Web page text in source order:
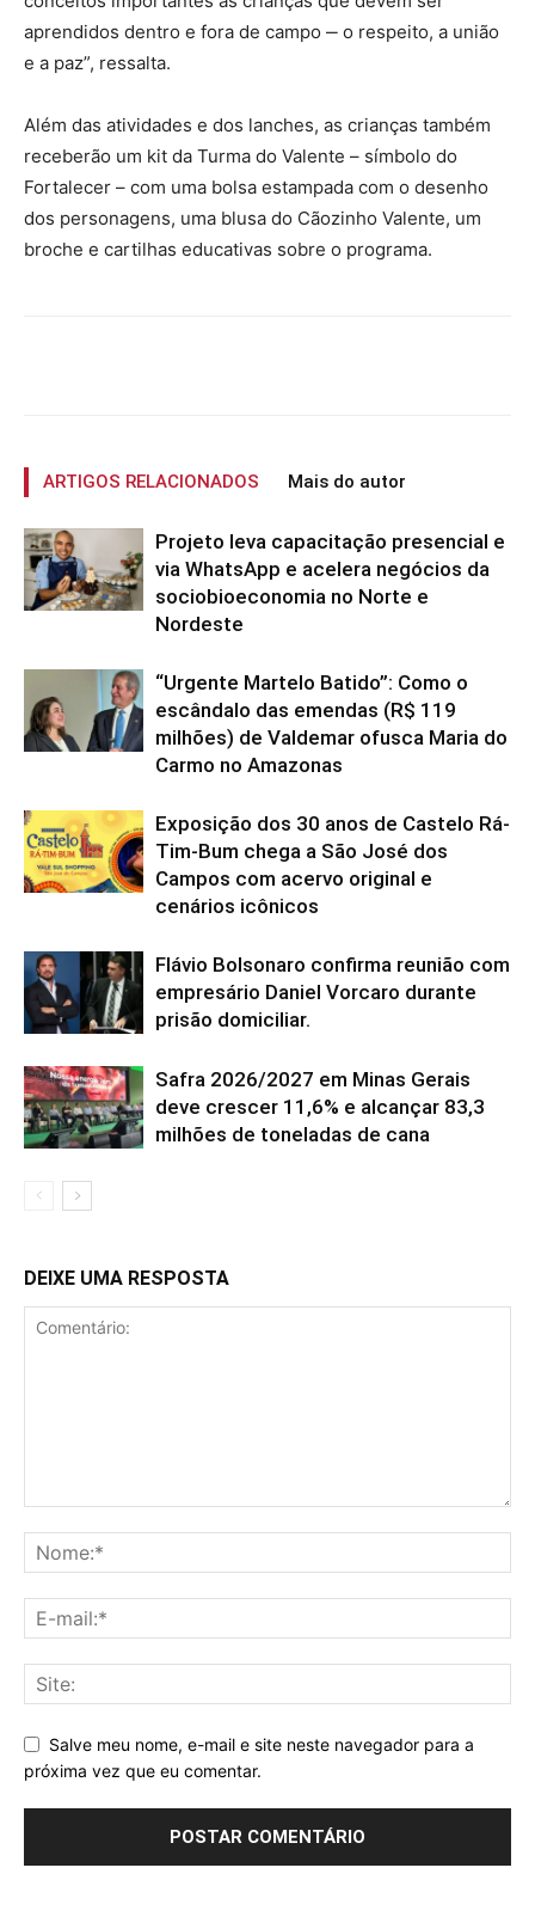
aprendidos dentro e fora de campo ‒ o respeito, a união
e a paz”, ressalta.
Além das atividades e dos lanches, as crianças também
receberão um kit da Turma do Valente – símbolo do
Fortalecer – com uma bolsa estampada com o desenho
dos personagens, uma blusa do Cãozinho Valente, um
broche e cartilhas educativas sobre o programa.
ARTIGOS RELACIONADOS Mais do autor
Projeto leva capacitação presencial e
via WhatsApp e acelera negócios da
sociobioeconomia no Norte e
Nordeste
“Urgente Martelo Batido”: Como o
escândalo das emendas (R$ 119
milhões) de Valdemar ofusca Maria do
Carmo no Amazonas
Exposição dos 30 anos de Castelo Rá-
Tim-Bum chega a São José dos
Campos com acervo original e
cenários icônicos
Flávio Bolsonaro confirma reunião com
empresário Daniel Vorcaro durante
prisão domiciliar.
Safra 2026/2027 em Minas Gerais
deve crescer 11,6% e alcançar 83,3
milhões de toneladas de cana
DEIXE UMA RESPOSTA
Salve meu nome, e-mail e site neste navegador para a
próxima vez que eu comentar.